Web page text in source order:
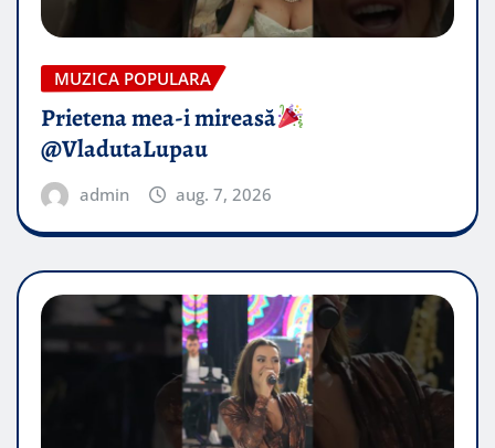
MUZICA POPULARA
Prietena mea-i mireasă​
@VladutaLupau
admin aug. 7, 2026